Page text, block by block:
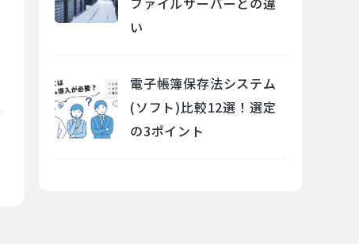
い
電子帳簿保存法システム
(ソフト)比較12選！選定
の3ポイント